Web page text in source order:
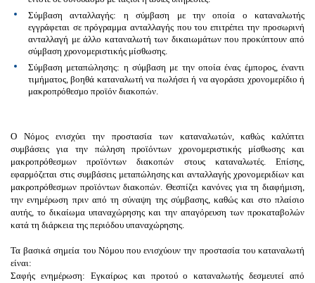
Σύμβαση ανταλλαγής: η σύμβαση με την οποία ο καταναλωτής
εγγράφεται σε πρόγραμμα ανταλλαγής που του επιτρέπει την προσωρινή
ανταλλαγή με άλλο καταναλωτή των δικαιωμάτων που προκύπτουν από
σύμβαση χρονομεριστικής μίσθωσης.
Σύμβαση μεταπώλησης: η σύμβαση με την οποία ένας έμπορος, έναντι
τιμήματος, βοηθά καταναλωτή να πωλήσει ή να αγοράσει χρονομερίδιο ή
μακροπρόθεσμο προϊόν διακοπών.
Ο Νόμος ενισχύει την προστασία των καταναλωτών, καθώς καλύπτει
συμβάσεις για την πώληση προϊόντων χρονομεριστικής μίσθωσης και
μακροπρόθεσμων προϊόντων διακοπών στους καταναλωτές. Επίσης,
εφαρμόζεται στις συμβάσεις μεταπώλησης και ανταλλαγής χρονομεριδίων και
μακροπρόθεσμων προϊόντων διακοπών. Θεσπίζει κανόνες για τη διαφήμιση,
την ενημέρωση πριν από τη σύναψη της σύμβασης, καθώς και στο πλαίσιο
αυτής, το δικαίωμα υπαναχώρησης και την απαγόρευση των προκαταβολών
κατά τη διάρκεια της περιόδου υπαναχώρησης.
Ταβασικά σημεία του Νόμου που ενισχύουν την προστασία του καταναλωτή
είναι:
Σαφής ενημέρωση: Εγκαίρως και προτού ο καταναλωτής δεσμευτεί από